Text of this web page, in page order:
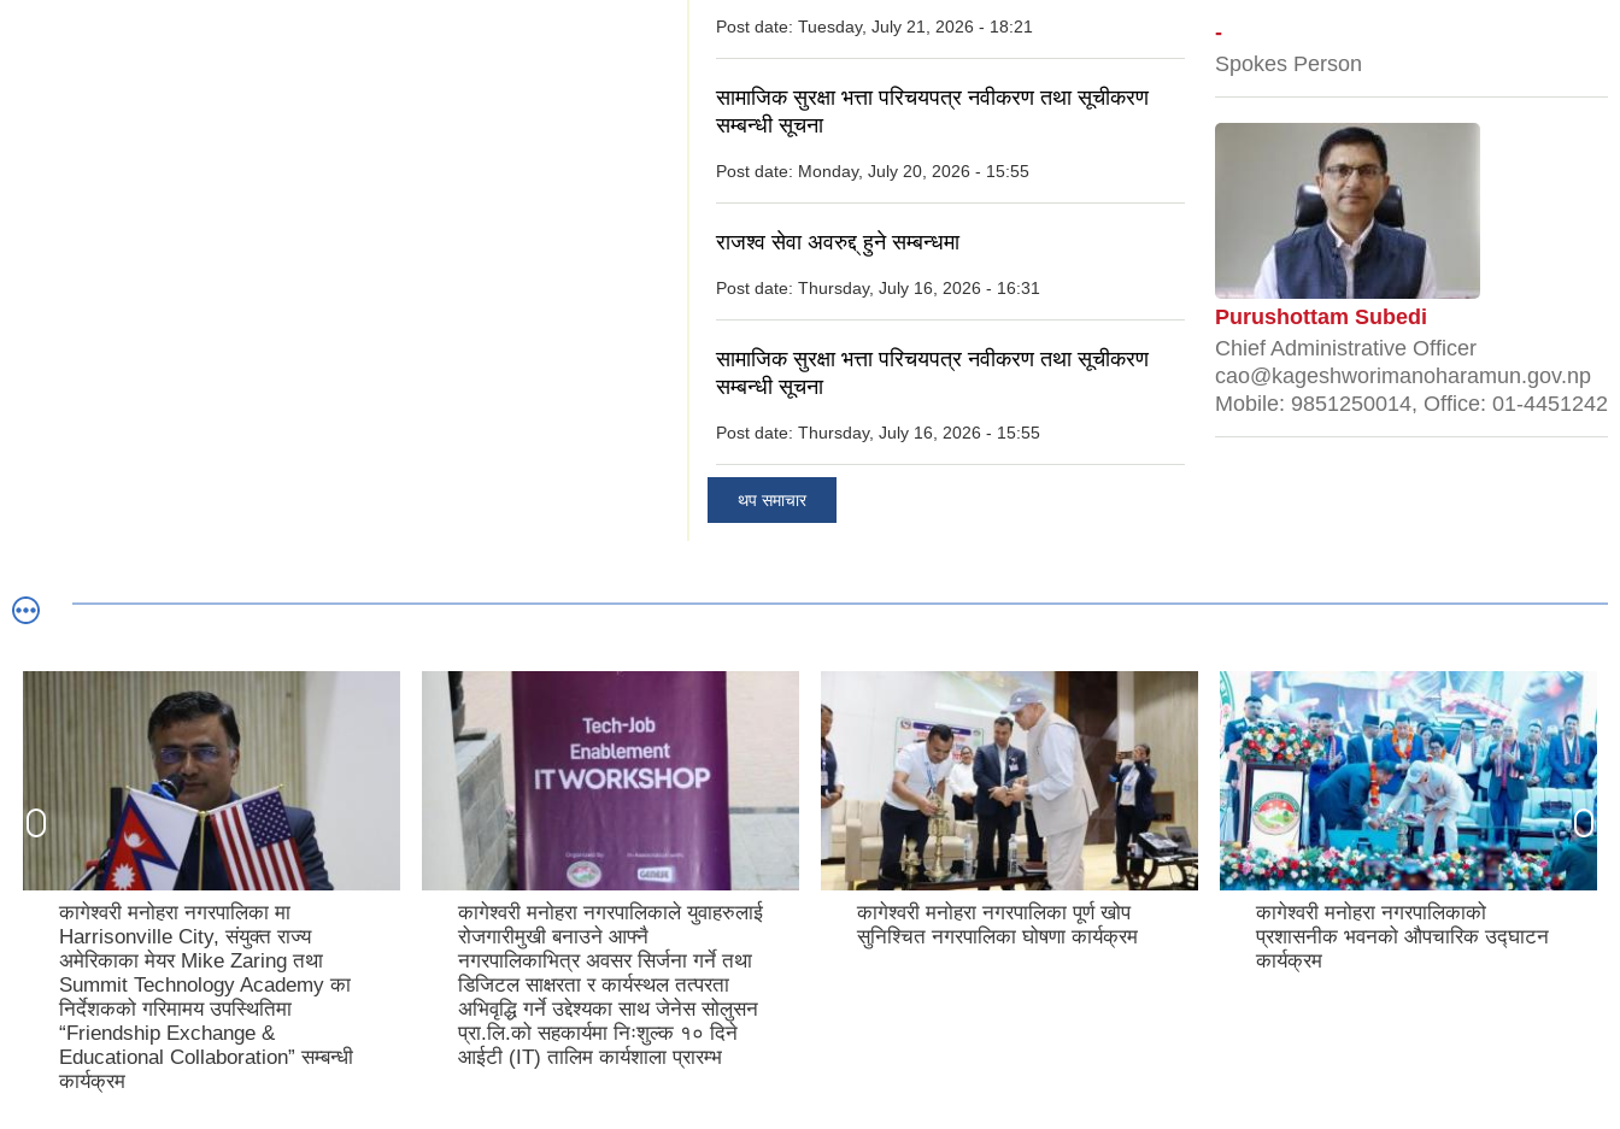
Post date: Tuesday, July 21, 2026 - 18:21
सामाजिक सुरक्षा भत्ता परिचयपत्र नवीकरण तथा सूचीकरण
सम्बन्धी सूचना
Post date: Monday, July 20, 2026 - 15:55
राजश्व सेवा अवरुद्द् हुने सम्बन्धमा
Post date: Thursday, July 16, 2026 - 16:31
सामाजिक सुरक्षा भत्ता परिचयपत्र नवीकरण तथा सूचीकरण
सम्बन्धी सूचना
Post date: Thursday, July 16, 2026 - 15:55
थप समाचार
-
Spokes Person
Purushottam Subedi
Chief Administrative Officer
cao@kageshworimanoharamun.gov.np
Mobile: 9851250014, Office: 01-4451242
कागेश्वरी मनोहरा नगरपालिका मा
Harrisonville City, संयुक्त राज्य
अमेरिकाका मेयर Mike Zaring तथा
Summit Technology Academy का
निर्देशकको गरिमामय उपस्थितिमा
“Friendship Exchange &
Educational Collaboration” सम्बन्धी
कार्यक्रम
कागेश्वरी मनोहरा नगरपालिकाले युवाहरुलाई
रोजगारीमुखी बनाउने आफ्नै
नगरपालिकाभित्र अवसर सिर्जना गर्ने तथा
डिजिटल साक्षरता र कार्यस्थल तत्परता
अभिवृद्धि गर्ने उद्देश्यका साथ जेनेस सोलुसन
प्रा.लि.को सहकार्यमा निःशुल्क १० दिने
आईटी (IT) तालिम कार्यशाला प्रारम्भ
कागेश्वरी मनोहरा नगरपालिका पूर्ण खोप
सुनिश्चित नगरपालिका घोषणा कार्यक्रम
कागेश्वरी मनोहरा नगरपालिकाको
प्रशासनीक भवनको औपचारिक उद्घाटन
कार्यक्रम